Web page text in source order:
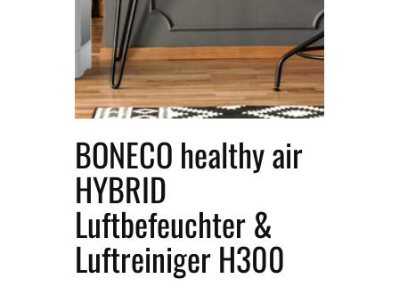
BONECO healthy air
HYBRID
Luftbefeuchter &
Luftreiniger H300